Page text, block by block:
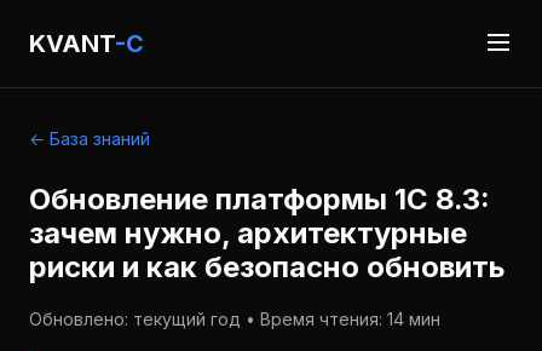
KVANT-C
← База знаний
Обновление платформы 1С 8.3:
зачем нужно, архитектурные
риски и как безопасно обновить
Обновлено: текущий год • Время чтения: 14 мин